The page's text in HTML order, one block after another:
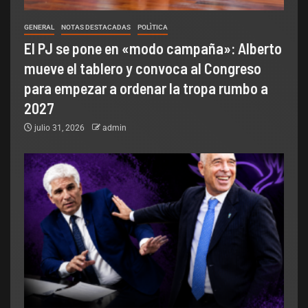
GENERAL NOTAS DESTACADAS POLÌTICA
El PJ se pone en «modo campaña»: Alberto
mueve el tablero y convoca al Congreso
para empezar a ordenar la tropa rumbo a
2027
julio 31, 2026 admin